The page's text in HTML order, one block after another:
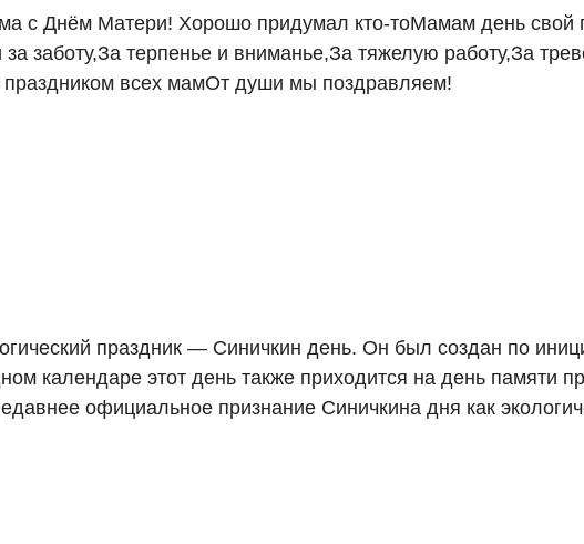
с Днём Матери! Хорошо придумал кто-тоМамам день свой
заботу,За терпенье и вниманье,За тяжелую работу,За
всех мамОт души мы поздравляем!
праздник — Синичкин день. Он был создан по
календаре этот день также приходится на день памяти
официальное признание Синичкина дня как